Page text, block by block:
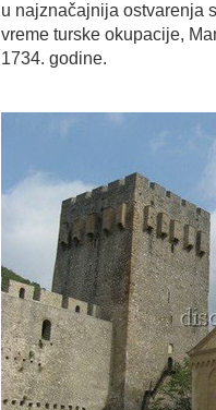
u najznačajnija ostvarenja
vreme turske okupacije,
1734. godine.